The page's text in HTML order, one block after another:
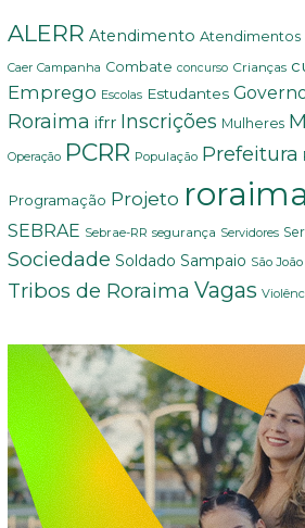
ALERR Atendimento Atendimentos
Caer Campanha Combate concurso Crianças
Emprego Escolas Estudantes
Roraima ifrr Inscrições Mulheres
Operação PCRR População Prefeitura
Programação Projeto roraima
SEBRAE Sebrae-RR segurança Servidores
Sociedade Soldado Sampaio São
Tribos de Roraima Vagas